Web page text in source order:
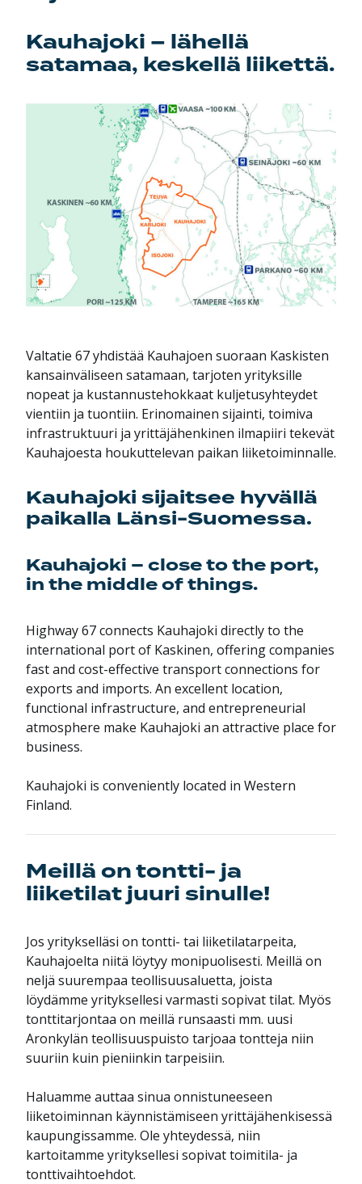
Kauhajoki – lähellä
satamaa, keskellä liikettä.
Valtatie 67 yhdistää Kauhajoen suoraan Kaskisten
kansainväliseen satamaan, tarjoten yrityksille
nopeat ja kustannustehokkaat kuljetusyhteydet
vientiin ja tuontiin. Erinomainen sijainti, toimiva
infrastruktuuri ja yrittäjähenkinen ilmapiiri tekevät
Kauhajoesta houkuttelevan paikan liiketoiminnalle.
Kauhajoki sijaitsee hyvällä
paikalla Länsi-Suomessa.
Kauhajoki – close to the port,
in the middle of things.
Highway 67 connects Kauhajoki directly to the
international port of Kaskinen, offering companies
fast and cost-effective transport connections for
exports and imports. An excellent location,
functional infrastructure, and entrepreneurial
atmosphere make Kauhajoki an attractive place for
business.
Kauhajoki is conveniently located in Western
Finland.
Meillä on tontti- ja
liiketilat juuri sinulle!
Jos yritykselläsi on tontti- tai liiketilatarpeita,
Kauhajoelta niitä löytyy monipuolisesti. Meillä on
neljä suurempaa teollisuusaluetta, joista
löydämme yrityksellesi varmasti sopivat tilat. Myös
tonttitarjontaa on meillä runsaasti mm. uusi
Aronkylän teollisuuspuisto tarjoaa tontteja niin
suuriin kuin pieniinkin tarpeisiin.
Haluamme auttaa sinua onnistuneeseen
liiketoiminnan käynnistämiseen yrittäjähenkisessä
kaupungissamme. Ole yhteydessä, niin
kartoitamme yrityksellesi sopivat toimitila- ja
tonttivaihtoehdot.